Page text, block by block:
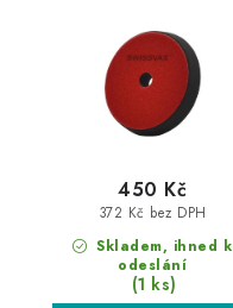
Skladem, ihned k
odeslání
(1 ks)
372 Kč bez DPH
450 Kč